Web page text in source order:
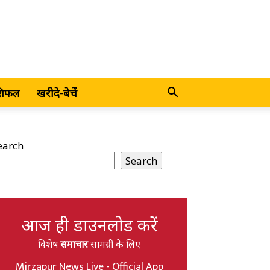
खरीदे-बेचें
Search
आज ही डाउनलोड करें
विशेषसमाचारसामग्री के लिए